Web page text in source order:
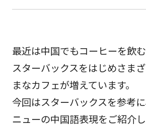
最近は中国でもコーヒーを飲む
スターバックスをはじめさまざ
まなカフェが増えています。
今回はスターバックスを参考
ニューの中国語表現をご紹介し